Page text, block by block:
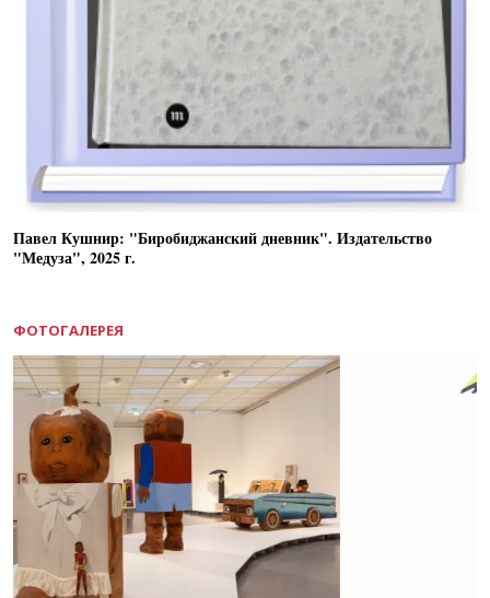
Павел Кушнир: "Биробиджанский дневник". Издательство
"Медуза", 2025 г.
ФОТОГАЛЕРЕЯ